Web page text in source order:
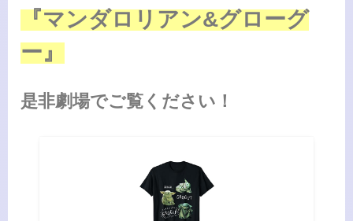
『マンダロリアン&グローグ
ー』
是非劇場でご覧ください！